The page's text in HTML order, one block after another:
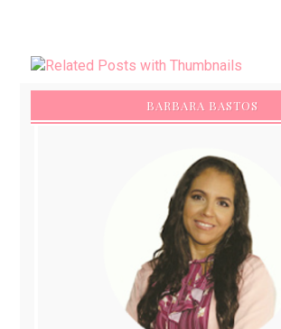
BARBARA BASTOS